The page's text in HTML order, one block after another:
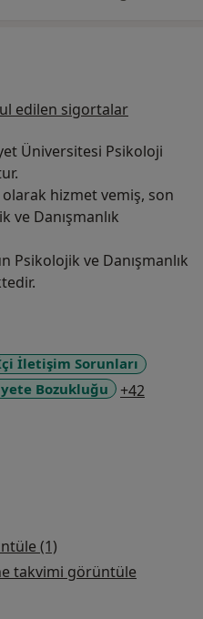
edilen sigortalar
Üniversitesi Psikoloji
hizmet vemiş, son
ve Danışmanlık
Psikolojik ve Danışmanlık
İletişim Sorunları
Bozukluğu +42
(1)
takvimi görüntüle